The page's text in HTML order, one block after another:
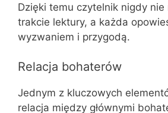
Dzięki temu czytelnik nigdy nie
trakcie lektury, a każda
wyzwaniem i przygodą.
Relacja bohaterów
Jednym z kluczowych
relacja między głównymi